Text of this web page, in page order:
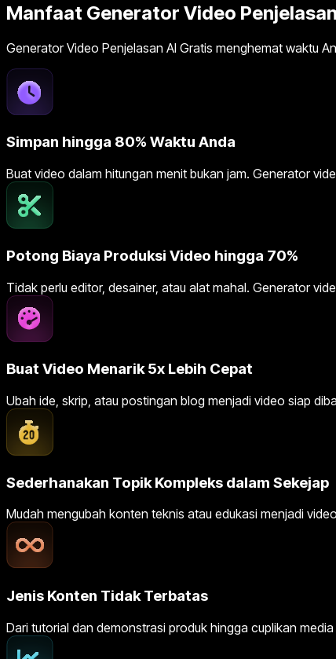
Manfaat Generator Video
Generator Video Penjelasan AI Gratis menghemat waktu
Simpan hingga 80% Waktu Anda
Buat video dalam hitungan menit bukan jam. Generator
Potong Biaya Produksi Video hingga 70%
Tidak perlu editor, desainer, atau alat mahal. Generator
Buat Video Menarik 5x Lebih Cepat
Ubah ide, skrip, atau postingan blog menjadi video siap
Sederhanakan Topik Kompleks dalam Sekejap
Mudah mengubah konten teknis atau edukasi menjadi
Jenis Konten Tidak Terbatas
Dari tutorial dan demonstrasi produk hingga cuplikan